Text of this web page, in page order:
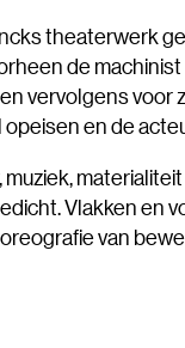
theaterwerk
de
vervolgens voor
en de
muziek,
Vlakken en
van